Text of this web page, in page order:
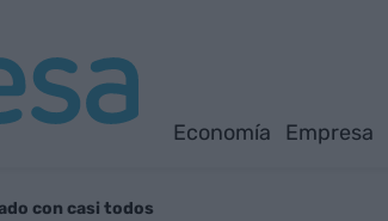
Economía Empresa
con casi todos